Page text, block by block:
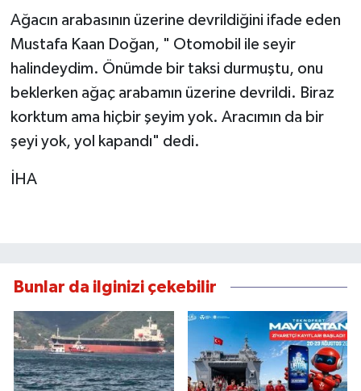
Ağacın arabasının üzerine devrildiğini ifade eden
Mustafa Kaan Doğan, " Otomobil ile seyir
halindeydim. Önümde bir taksi durmuştu, onu
beklerken ağaç arabamın üzerine devrildi. Biraz
korktum ama hiçbir şeyim yok. Aracımın da bir
şeyi yok, yol kapandı" dedi.
İHA
Bunlar da ilginizi çekebilir